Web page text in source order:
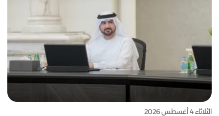
الثلاثاء 4 أغسطس 2026